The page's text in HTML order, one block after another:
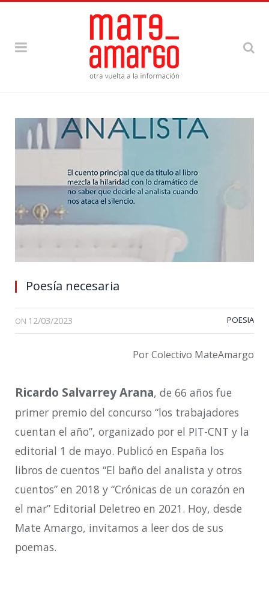
Poesía necesaria
ON 12/03/2023 POESIA
Por Colectivo MateAmargo
Ricardo Salvarrey Arana, de 66 años fue
primer premio del concurso “los trabajadores
cuentan el año”, organizado por el PIT-CNT y la
editorial 1 de mayo. Publicó en España los
libros de cuentos “El baño del analista y otros
cuentos” en 2018 y “Crónicas de un corazón en
el mar” Editorial Deletreo en 2021. Hoy, desde
Mate Amargo, invitamos a leer dos de sus
poemas.